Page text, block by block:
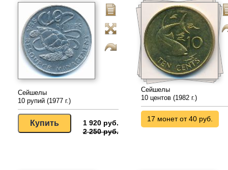
Сейшелы
10 рупий (1977 г.)
1 920 руб.
2 250 руб.
Сейшелы
10 центов (1982 г.)
17 монет от 40 руб.